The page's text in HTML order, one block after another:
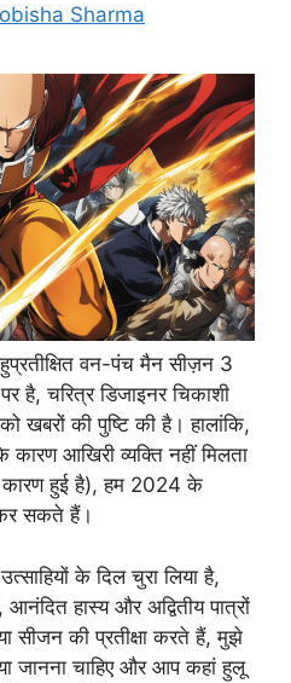
Sharma
वन-पंच मैन सीज़न 3
है, चरित्र डिजाइनर चिकाशी
खबरों की पुष्टि की है। हालांकि,
कारण आखिरी व्यक्ति नहीं मिलता
कारण हुई है), हम 2024 के
कर सकते हैं।
के दिल चुरा लिया है,
हास्य और अद्वितीय पात्रों
सीजन की प्रतीक्षा करते हैं, मुझे
जानना चाहिए और आप कहां हुलू